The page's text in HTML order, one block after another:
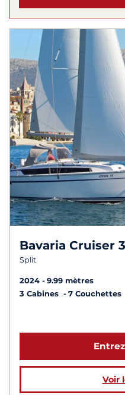
Bavaria Cruiser
Split
2024
9.99 mètres
3 Cabines
7 Couchettes
Voir